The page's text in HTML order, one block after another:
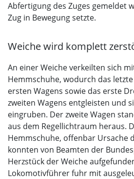
Abfertigung des Zuges gemeldet
Zug in Bewegung setzte.
Weiche wird komplett
An einer Weiche verkeilten sich
Hemmschuhe, wodurch das
ersten Wagens sowie das erste
zweiten Wagens entgleisten und
eingruben. Der zweite Wagen
aus dem Regellichtraum heraus.
Hemmschuhe, offenbar Ursache
konnten von Beamten der
Herzstück der Weiche
Lokomotivführer fuhr mit